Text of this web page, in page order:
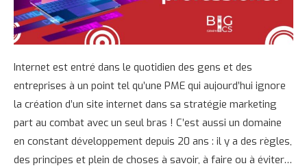
Internet est entré dans le quotidien des gens et des
entreprises à un point tel qu’une PME qui aujourd’hui ignore
la création d’un site internet dans sa stratégie marketing
part au combat avec un seul bras ! C’est aussi un domaine
en constant développement depuis 20 ans : il y a des règles,
des principes et plein de choses à savoir, à faire ou à éviter…